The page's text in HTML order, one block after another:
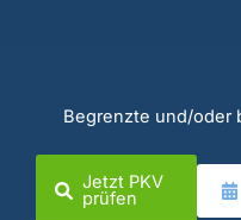
Begrenzte und/oder
Jetzt PKV
prüfen